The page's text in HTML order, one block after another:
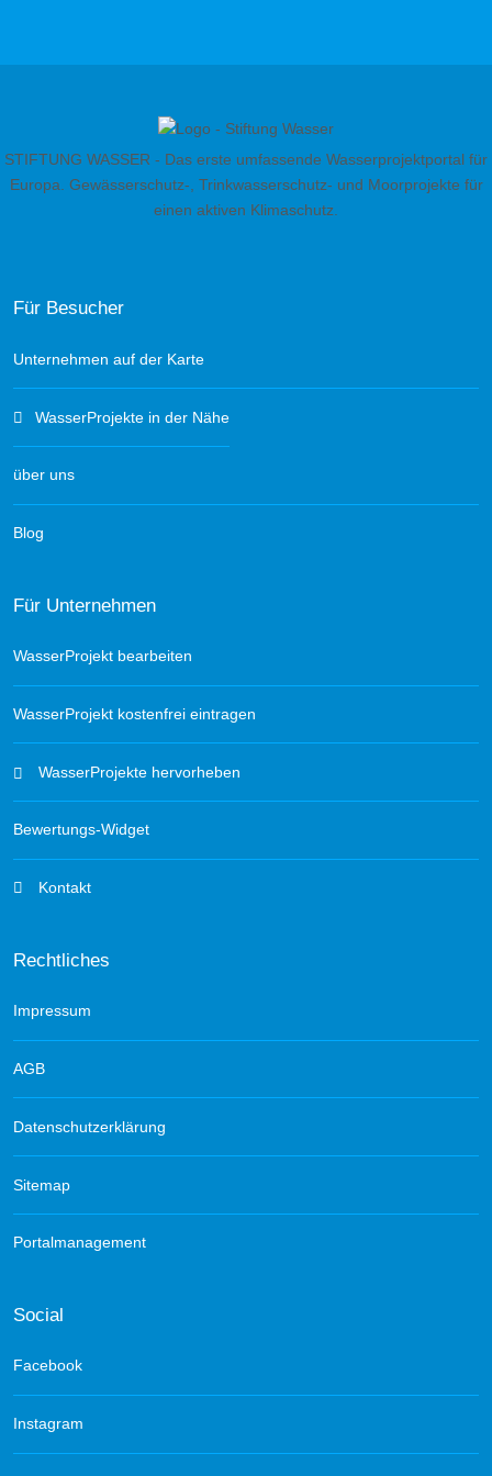
STIFTUNG WASSER - Das erste umfassende Wasserprojektportal für
Europa. Gewässerschutz-, Trinkwasserschutz- und Moorprojekte für
einen aktiven Klimaschutz.
Für Besucher
Unternehmen auf der Karte
WasserProjekte in der Nähe
über uns
Blog
Für Unternehmen
WasserProjekt bearbeiten
WasserProjekt kostenfrei eintragen
WasserProjekte hervorheben
Bewertungs-Widget
Kontakt
Rechtliches
Impressum
AGB
Datenschutzerklärung
Sitemap
Portalmanagement
Social
Facebook
Instagram